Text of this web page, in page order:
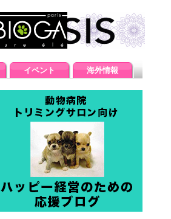
イベント
海外情報